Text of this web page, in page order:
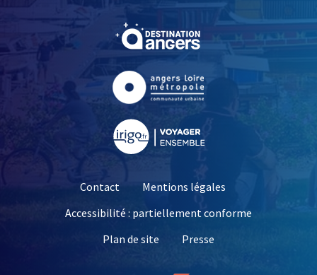
, Ouvre une nouvelle
, Ouvre une nouvelle
Contact
Mentions légales
Accessibilité : partiellement conforme
Plan de site
Presse